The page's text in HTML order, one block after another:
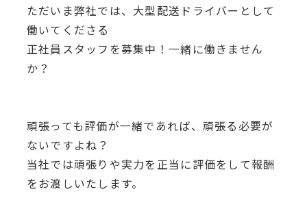
ただいま弊社では、大型配送ドライバーとして
働いてくださる
正社員スタッフを募集中！一緒に働きません
か？
頑張っても評価が一緒であれば、頑張る必要が
ないですよね？
当社では頑張りや実力を正当に評価をして報酬
をお渡しいたします。